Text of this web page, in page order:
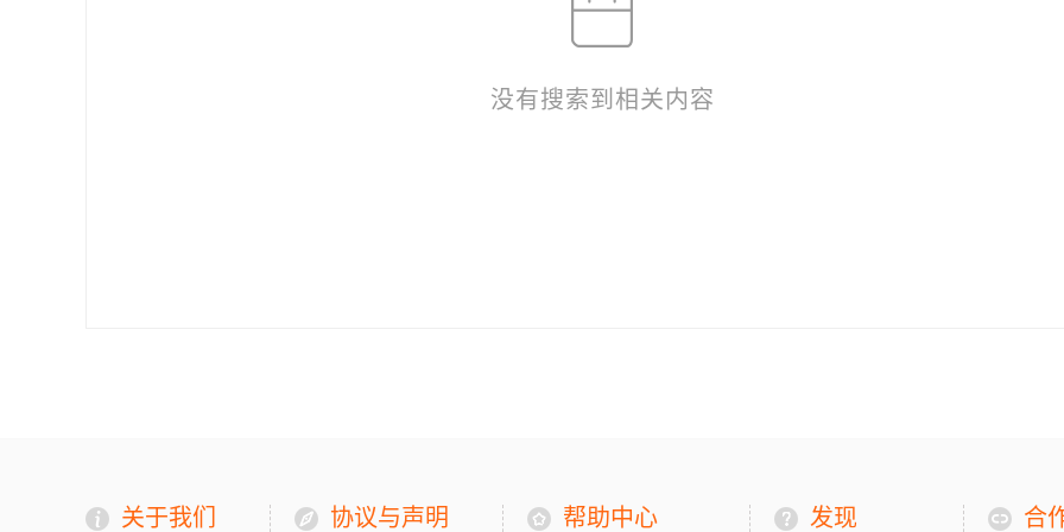
没有搜索到相关内容
关于我们 协议与声明 帮助中心 发现 合